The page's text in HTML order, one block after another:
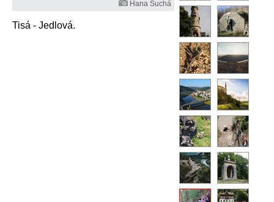
Hana Suchá
Tisá - Jedlová.